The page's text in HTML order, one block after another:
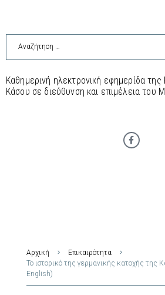
Καθημερινή ηλεκτρονική εφημερίδα
Κάσου σε διεύθυνση και επιμέλεια
Αρχική
Επικαιρότητα
Το ιστορικό της γερμανικής κατοχής της
English)